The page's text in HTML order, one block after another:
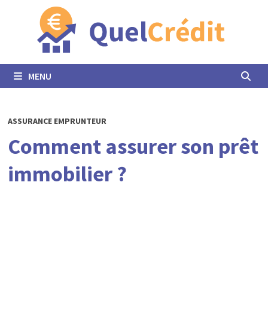
MENU
ASSURANCE EMPRUNTEUR
Comment assurer son prêt
immobilier ?